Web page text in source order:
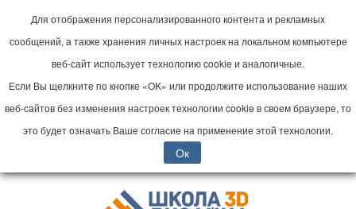
Для отображения персонализированного контента и рекламных
сообщений, а также хранения личных настроек на локальном компьютере
веб-сайт использует технологию cookie и аналогичные.
Если Вы щелкните по кнопке «OK» или продолжите использование наших
веб-сайтов без изменения настроек технологии cookie в своем браузере, то
это будет означать Ваше согласие на применение этой технологии.
Ок